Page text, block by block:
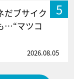
5
だブサイク
…“マツコ
2026.08.05